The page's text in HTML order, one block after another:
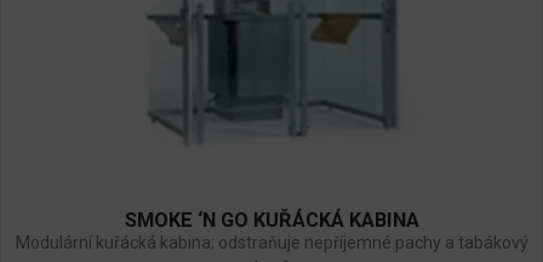
SMOKE ‘N GO KUŘÁCKÁ KABINA
Modulární kuřácká kabina; odstraňuje nepříjemné pachy a tabákový